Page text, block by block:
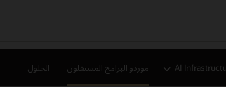
AI موردو البرامج المستقلون الحلول